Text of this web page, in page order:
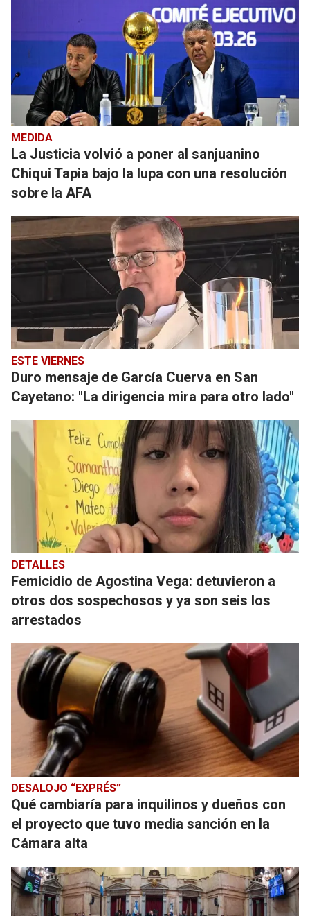
MEDIDA
La Justicia volvió a poner al sanjuanino
Chiqui Tapia bajo la lupa con una resolución
sobre la AFA
ESTE VIERNES
Duro mensaje de García Cuerva en San
Cayetano: "La dirigencia mira para otro lado"
DETALLES
Femicidio de Agostina Vega: detuvieron a
otros dos sospechosos y ya son seis los
arrestados
DESALOJO “EXPRÉS”
Qué cambiaría para inquilinos y dueños con
el proyecto que tuvo media sanción en la
Cámara alta